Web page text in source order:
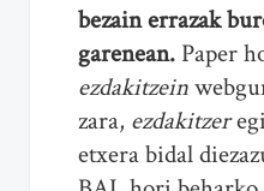
bezain errazak
garenean. Paper
ezdakitzein
zara, ezdakitzer
etxera bidal